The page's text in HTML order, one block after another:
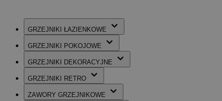
GRZEJNIKI ŁAZIENKOWE
GRZEJNIKI POKOJOWE
GRZEJNIKI DEKORACYJNE
GRZEJNIKI RETRO
ZAWORY GRZEJNIKOWE